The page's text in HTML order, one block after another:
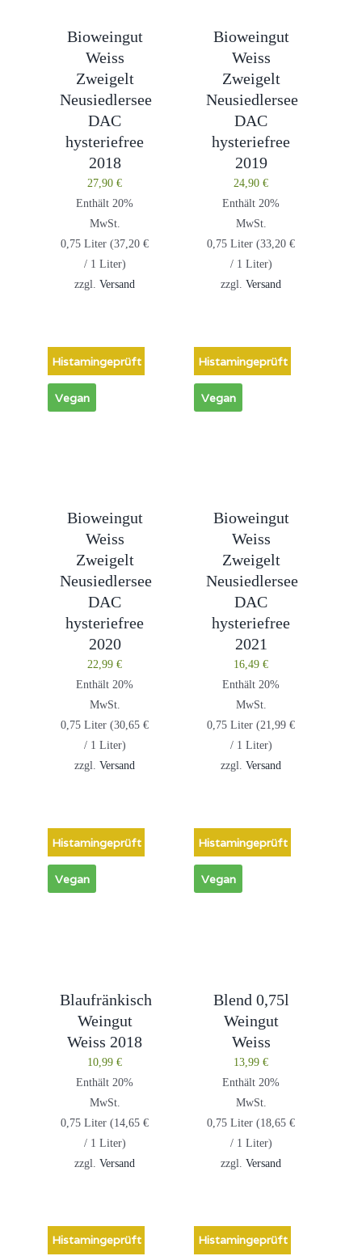
Bioweingut
Weiss
Zweigelt
Neusiedlersee
DAC
hysteriefree
2018
27,90€
Enthält 20%
MwSt.
0,75 Liter (37,20€
/ 1 Liter)
zzgl.Versand
Bioweingut
Weiss
Zweigelt
Neusiedlersee
DAC
hysteriefree
2019
24,90€
Enthält 20%
MwSt.
0,75 Liter (33,20€
/ 1 Liter)
zzgl.Versand
Histamingeprüft
Vegan
Bioweingut
Weiss
Zweigelt
Neusiedlersee
DAC
hysteriefree
2020
22,99€
Enthält 20%
MwSt.
0,75 Liter (30,65€
/ 1 Liter)
zzgl.Versand
Histamingeprüft
Vegan
Bioweingut
Weiss
Zweigelt
Neusiedlersee
DAC
hysteriefree
2021
16,49€
Enthält 20%
MwSt.
0,75 Liter (21,99€
/ 1 Liter)
zzgl.Versand
Histamingeprüft
Vegan
Blaufränkisch
Weingut
Weiss 2018
10,99€
Enthält 20%
MwSt.
0,75 Liter (14,65€
/ 1 Liter)
zzgl.Versand
Histamingeprüft
Vegan
Blend 0,75l
Weingut
Weiss
13,99€
Enthält 20%
MwSt.
0,75 Liter (18,65€
/ 1 Liter)
zzgl.Versand
Histamingeprüft Histamingeprüft